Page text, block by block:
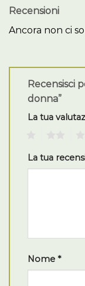
Recensioni
Ancora non ci
Recensisci
donna”
La tua
La tua
Nome *